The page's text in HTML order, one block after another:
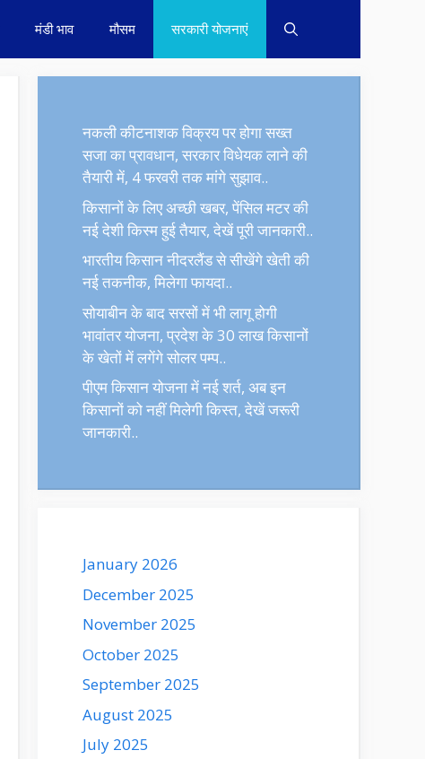
मंडी भाव मौसम सरकारी योजनाएं
नकली कीटनाशक विक्रय पर होगा सख्त
सजा का प्रावधान, सरकार विधेयक लाने की
तैयारी में, 4 फरवरी तक मांगे सुझाव..
किसानों के लिए अच्छी खबर, पेंसिल मटर की
नई देशी किस्म हुई तैयार, देखें पूरी जानकारी..
भारतीय किसान नीदरलैंड से सीखेंगे खेती की
नई तकनीक, मिलेगा फायदा..
सोयाबीन के बाद सरसों में भी लागू होगी
भावांतर योजना, प्रदेश के 30 लाख किसानों
के खेतों में लगेंगे सोलर पम्प..
पीएम किसान योजना में नई शर्त, अब इन
किसानों को नहीं मिलेगी किस्त, देखें जरूरी
जानकारी..
January 2026
December 2025
November 2025
October 2025
September 2025
August 2025
July 2025